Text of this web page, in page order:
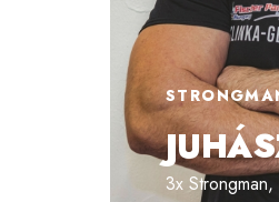
3x